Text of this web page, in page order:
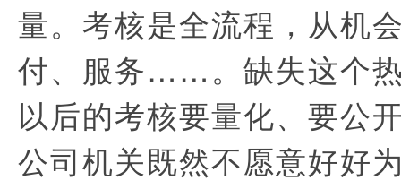
量。考核是全流程，从机
付、服务……。缺失这个
以后的考核要量化、要公
公司机关既然不愿意好好